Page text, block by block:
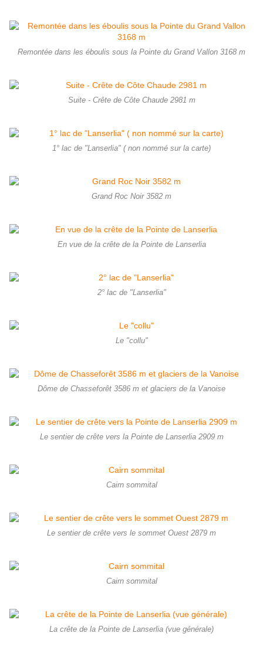
Remontée dans les éboulis sous la Pointe du Grand Vallon 3168 m
Suite - Crête de Côte Chaude 2981 m
1° lac de "Lanserlia" ( non nommé sur la carte)
Grand Roc Noir 3582 m
En vue de la crête de la Pointe de Lanserlia
2° lac de "Lanserlia"
Le "collu"
Dôme de Chasseforêt 3586 m et glaciers de la Vanoise
Le sentier de crête vers la Pointe de Lanserlia 2909 m
Cairn sommital
Le sentier de crête vers le sommet Ouest 2879 m
Cairn sommital
La crête de la Pointe de Lanserlia (vue générale)